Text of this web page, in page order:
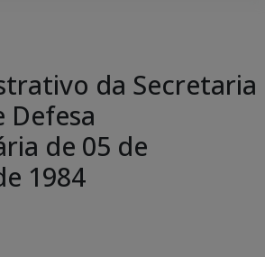
da Secretaria
Defesa
de 05 de
1984